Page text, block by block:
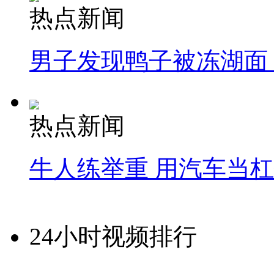
热点新闻
男子发现鸭子被冻湖
热点新闻
牛人练举重 用汽车当
24小时视频排行